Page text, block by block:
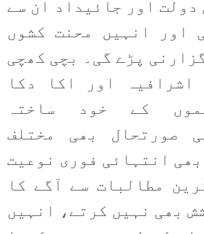
اور جائیداد ان سے
اور انہیں محنت کشوں
پڑے گی۔ بچی کھچی
اشرافیہ اور اکا دکا
کے خود ساختہ
صورتحال بھی مختلف
انتہائی فوری نوعیت
مطالبات سے آگے کا
بھی نہیں کرتے، انہیں